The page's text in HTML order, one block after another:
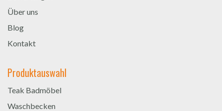
Über uns
Blog
Kontakt
Produktauswahl
Teak Badmöbel
Waschbecken